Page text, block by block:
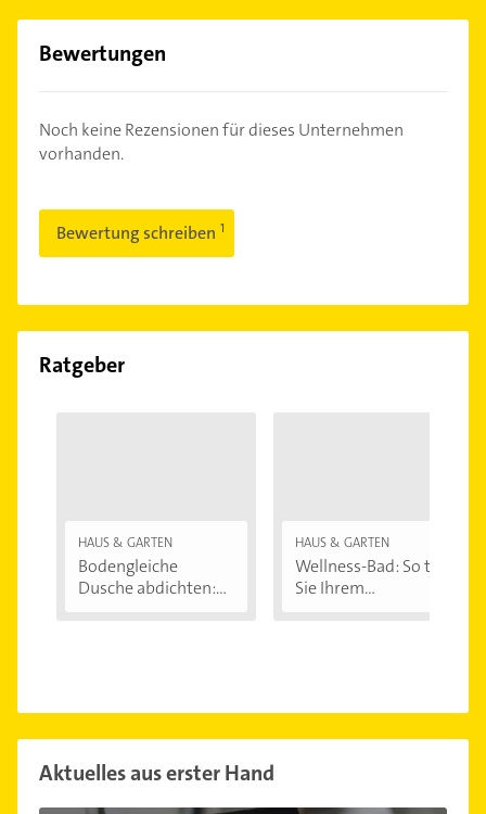
Bewertungen
Noch keine Rezensionen für dieses Unternehmen
vorhanden.
Bewertung schreiben
Ratgeber
HAUS & GARTEN
Bodengleiche
Dusche abdichten:...
HAUS & GARTEN
Wellness-Bad: So tun
Sie Ihrem...
Aktuelles aus erster Hand